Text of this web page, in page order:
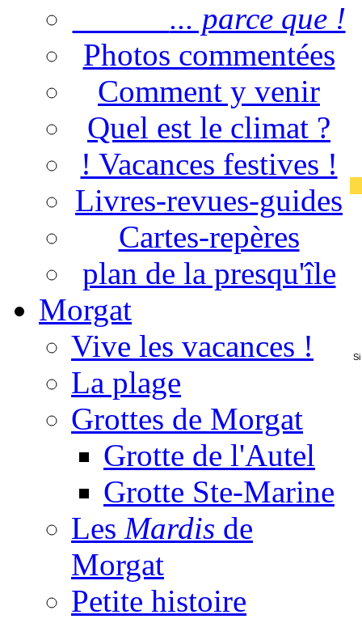
... parce que !
Photos commentées
Comment y venir
Quel est le climat ?
! Vacances festives !
Livres-revues-guides
Cartes-repères
plan de la presqu'île
Morgat
Vive les vacances !
La plage
Grottes de Morgat
Grotte de l'Autel
Grotte Ste-Marine
Les Mardis de
Morgat
Petite histoire